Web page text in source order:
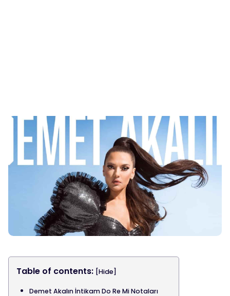
Table of contents: [Hide]
Demet Akalın İntikam Do Re Mi Notaları